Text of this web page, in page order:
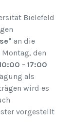
Bielefeld
an die
den
- 17:00
als
wird es
vorgestellt